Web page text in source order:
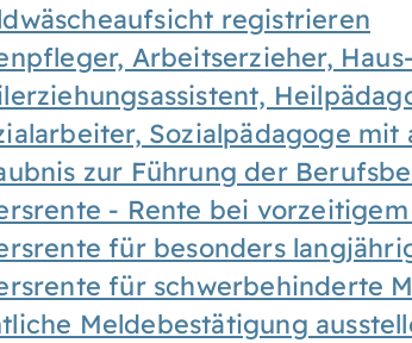
registrieren
Arbeitserzieher,
Sozialpädagoge
zur Führung der
- Rente bei
für besonders
für schwerbehinderte
Meldebestätigung